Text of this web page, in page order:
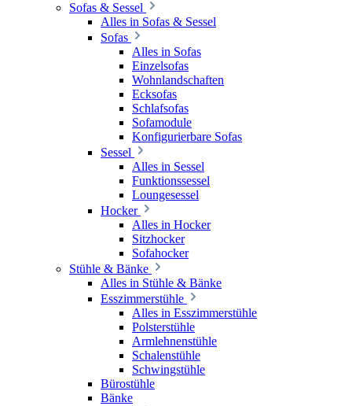
Sofas & Sessel
Alles in Sofas & Sessel
Sofas
Alles in Sofas
Einzelsofas
Wohnlandschaften
Ecksofas
Schlafsofas
Sofamodule
Konfigurierbare Sofas
Sessel
Alles in Sessel
Funktionssessel
Loungesessel
Hocker
Alles in Hocker
Sitzhocker
Sofahocker
Stühle & Bänke
Alles in Stühle & Bänke
Esszimmerstühle
Alles in Esszimmerstühle
Polsterstühle
Armlehnenstühle
Schalenstühle
Schwingstühle
Bürostühle
Bänke